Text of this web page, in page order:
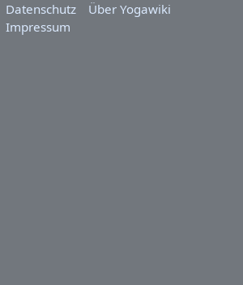
Datenschutz
Über Yogawiki
Impressum